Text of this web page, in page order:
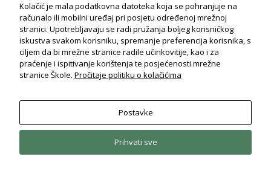
Kolačić je mala podatkovna datoteka koja se pohranjuje na
računalo ili mobilni uređaj pri posjetu određenoj mrežnoj
stranici. Upotrebljavaju se radi pružanja boljeg korisničkog
iskustva svakom korisniku, spremanje preferencija korisnika, s
ciljem da bi mrežne stranice radile učinkovitije, kao i za
praćenje i ispitivanje korištenja te posjećenosti mrežne
stranice Škole. Pročitaje politiku o kolačićima
Postavke
Prihvati sve
Ovi
kolačiči su